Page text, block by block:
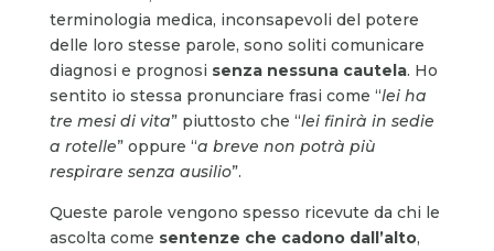
terminologia medica, inconsapevoli del potere
delle loro stesse parole, sono soliti comunicare
diagnosi e prognosi senza nessuna cautela. Ho
sentito io stessa pronunciare frasi come “lei ha
tre mesi di vita” piuttosto che “lei finirà in sedie
a rotelle” oppure “a breve non potrà più
respirare senza ausilio”.
Queste parole vengono spesso ricevute da chi le
ascolta come sentenze che cadono dall’alto,